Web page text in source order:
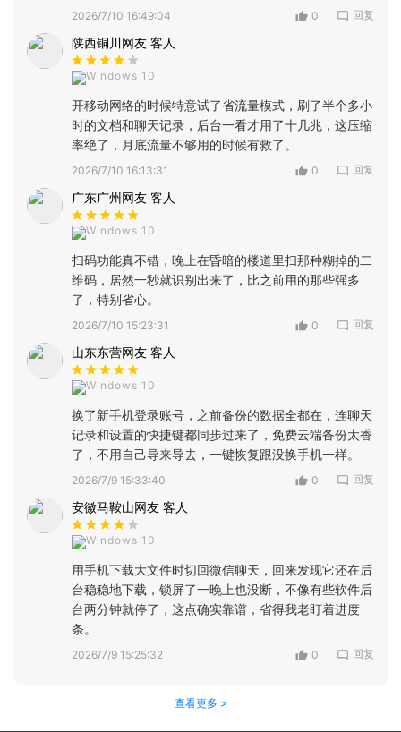
2026/7/10 16:49:04 0 回复
陕西铜川网友 客人
Windows 10
开移动网络的时候特意试了省流量模式，刷了半个多小
时的文档和聊天记录，后台一看才用了十几兆，这压缩
率绝了，月底流量不够用的时候有救了。
2026/7/10 16:13:31 0 回复
广东广州网友 客人
Windows 10
扫码功能真不错，晚上在昏暗的楼道里扫那种糊掉的二
维码，居然一秒就识别出来了，比之前用的那些强多
了，特别省心。
2026/7/10 15:23:31 0 回复
山东东营网友 客人
Windows 10
换了新手机登录账号，之前备份的数据全都在，连聊天
记录和设置的快捷键都同步过来了，免费云端备份太香
了，不用自己导来导去，一键恢复跟没换手机一样。
2026/7/9 15:33:40 0 回复
安徽马鞍山网友 客人
Windows 10
用手机下载大文件时切回微信聊天，回来发现它还在后
台稳稳地下载，锁屏了一晚上也没断，不像有些软件后
台两分钟就停了，这点确实靠谱，省得我老盯着进度
条。
2026/7/9 15:25:32 0 回复
查看更多 >